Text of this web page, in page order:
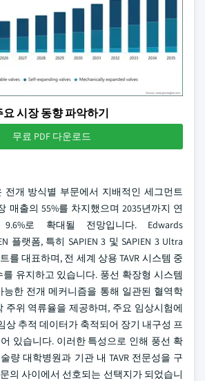
요 시장 동향 파악하기
무료 PDF 다운로드
전개 방식별 부문에서 지배적인 세그먼트
매출의 55%를 차지했으며 2035년까지 연
9.6%로 확대될 전망입니다. Edwards
플랫폼, 특히 SAPIEN 3 및 SAPIEN 3 Ultra
를 대표하며, 전 세계 상용 TAVR 시스템 중
유지하고 있습니다. 풍선 확장형 시스템
능한 전개 메커니즘을 통해 일관된 혈역학
주위 역류율을 제공하며, 주요 임상시험에
상 추적 데이터가 축적되어 장기 내구성 프
있습니다. 이러한 특성으로 인해 풍선 확
량 대학병원과 기관 내 TAVR 전문성을 구
의 사이에서 선호되는 선택지가 되었습니